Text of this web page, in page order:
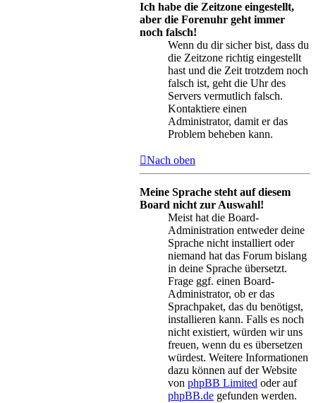
Ich habe die Zeitzone eingestellt,
aber die Forenuhr geht immer
noch falsch!
Wenn du dir sicher bist, dass du
die Zeitzone richtig eingestellt
hast und die Zeit trotzdem noch
falsch ist, geht die Uhr des
Servers vermutlich falsch.
Kontaktiere einen
Administrator, damit er das
Problem beheben kann.
Nach oben
Meine Sprache steht auf diesem
Board nicht zur Auswahl!
Meist hat die Board-
Administration entweder deine
Sprache nicht installiert oder
niemand hat das Forum bislang
in deine Sprache übersetzt.
Frage ggf. einen Board-
Administrator, ob er das
Sprachpaket, das du benötigst,
installieren kann. Falls es noch
nicht existiert, würden wir uns
freuen, wenn du es übersetzen
würdest. Weitere Informationen
dazu können auf der Website
von phpBB Limited oder auf
phpBB.de gefunden werden.